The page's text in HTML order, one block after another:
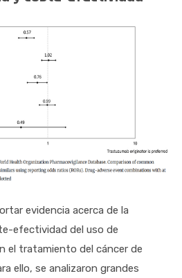
evidencia acerca de la
efectividad del uso de
el tratamiento del cáncer de
ello, se analizaron grandes